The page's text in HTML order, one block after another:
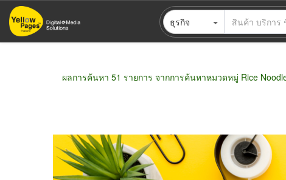
ข้าม
ไป
ธุรกิจ
ผลการค้นหา 51 รายการ จากการค้นหาหมวดหมู่ Rice
ขายส่ง ขายปลีก ผู้ผลิต ตัวแทนจัดจำหน่าย